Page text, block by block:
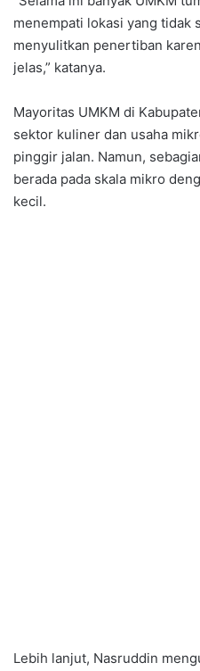
menempati lokasi yang tidak
menyulitkan penertiban
jelas,” katanya.
Mayoritas UMKM di
sektor kuliner dan usaha
pinggir jalan. Namun,
berada pada skala mikro
kecil.
Lebih lanjut, Nasruddin